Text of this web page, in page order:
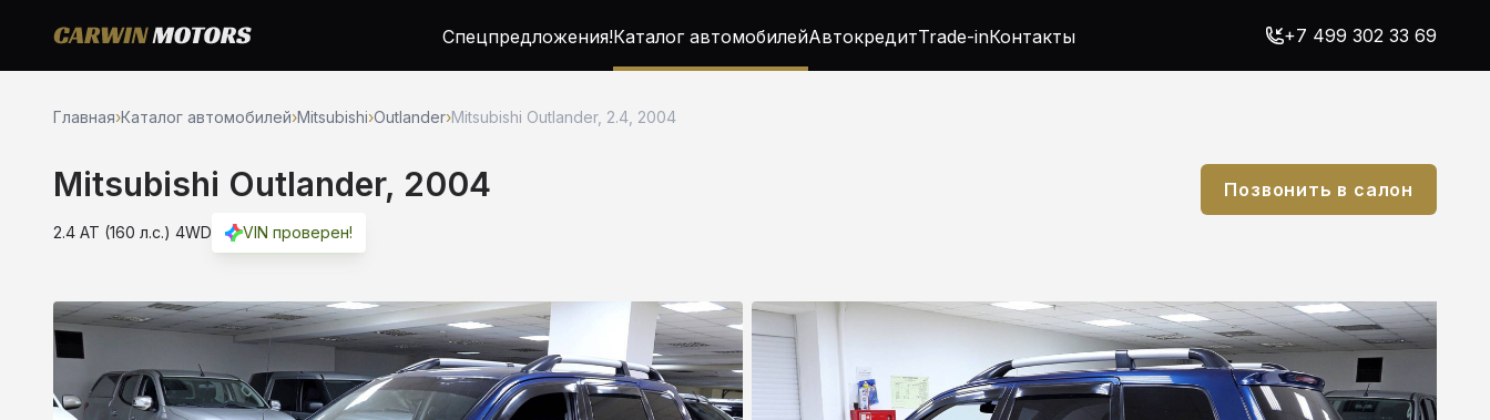
Спецпредложения!Каталог автомобилейАвтокредитTrade-inКонтакты +7 499 302 33 69
Главная›Каталог автомобилей›Mitsubishi›Outlander›Mitsubishi Outlander, 2.4, 2004
Mitsubishi Outlander, 2004
2.4 AT (160 л.с.) 4WD VIN проверен!
Позвонить в салон